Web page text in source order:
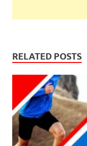
RELATED POSTS